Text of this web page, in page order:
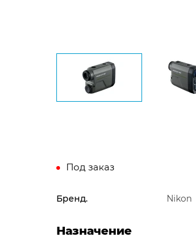
Под заказ
Бренд. Nikon
Назначение